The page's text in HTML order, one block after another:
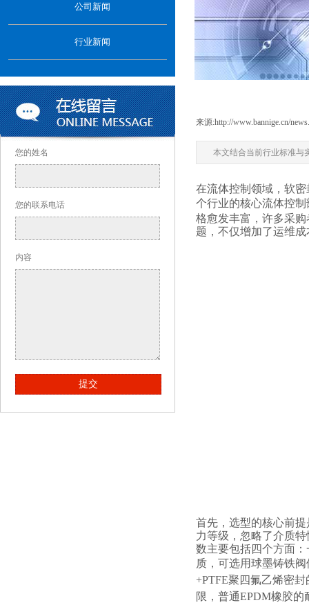
公司新闻
行业新闻
来源:http://www.bannige.cn/
本文结合当前行业标准与
在流体控制领域，软
个行业的核心流体控
格愈发丰富，许多采
题，不仅增加了运维
首先，选型的核心前
力等级，忽略了介质
数主要包括四个方面
质，可选用球墨铸铁阀
+PTFE聚四氟乙烯密
限，普通EPDM橡胶的
您的姓名
您的联系电话
内容
提交